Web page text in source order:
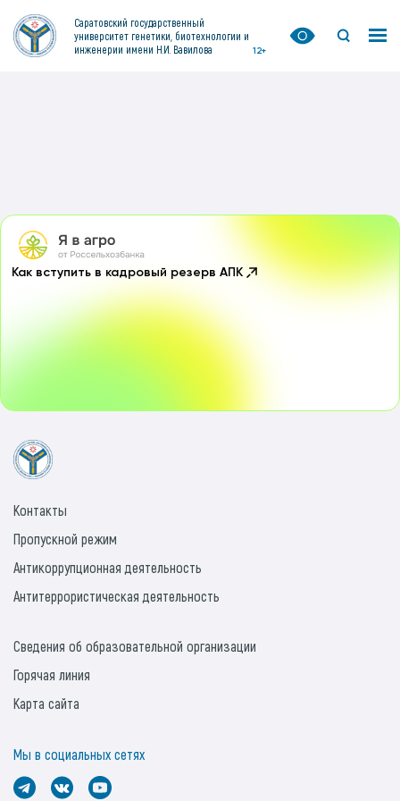
Саратовский государственный
университет генетики, биотехнологии и
инженерии имени Н.И. Вавилова
12+
Как вступить в кадровый резерв АПК
Контакты
Пропускной режим
Антикоррупционная деятельность
Антитеррористическая деятельность
Сведения об образовательной организации
Горячая линия
Карта сайта
Мы в социальных сетях